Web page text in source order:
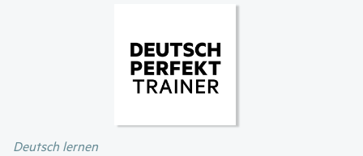
Inhalt
Deutsch lernen